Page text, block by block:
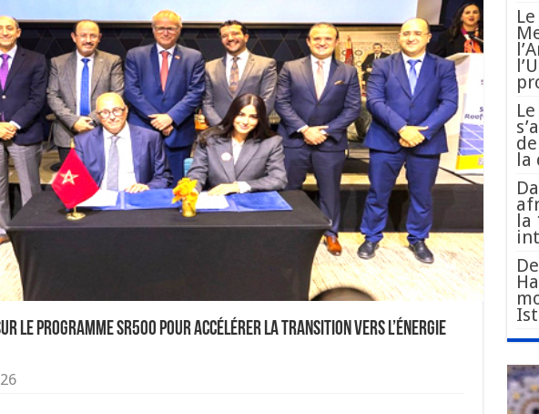
le programme SR500 pour accélérer la transition vers l’énergie
la
la